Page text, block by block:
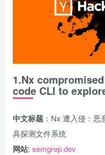
1.Nx
code CLI to
中文标题 ：Nx 遭入侵：
具探测文件系统
网站: semgrep.dev